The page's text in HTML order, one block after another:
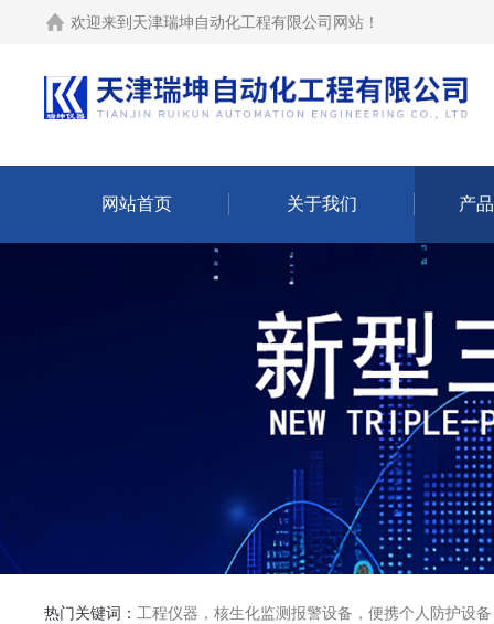
欢迎来到 天津瑞坤自动化工程有限公司网站 ！
网站首页 关于我们 产
热门关键词： 工程仪器，核生化监测报警设备，便携个人防护设